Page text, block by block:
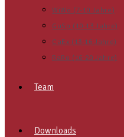
WiWö (7-10 Jahre)
GuSp (10-13 Jahre)
CaEx (13-16 Jahre)
RaRo (16-20 Jahre)
Team
Downloads